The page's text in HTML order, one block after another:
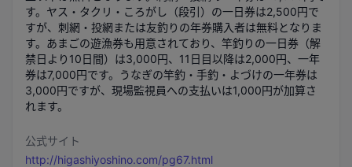
す。ヤス・タクリ・ころがし（段引）の一日券は2,500円で
すが、刺網・投網または友釣りの年券購入者は無料となりま
す。あまごの遊漁券も用意されており、竿釣りの一日券（解
禁日より10日間）は3,000円、11日目以降は2,000円、一年
券は7,000円です。うなぎの竿釣・手釣・よづけの一年券は
3,000円ですが、現場監視員への支払いは1,000円が加算さ
れます。
公式サイト
http://higashiyoshino.com/pg67.html